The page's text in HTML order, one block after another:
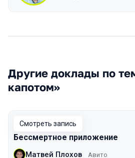
Другие доклады по
капотом»
Смотреть запись
Бессмертное приложение
Матвей Плохов Авито